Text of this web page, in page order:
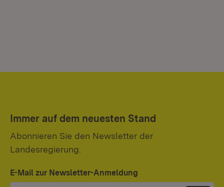
Immer auf dem neuesten Stand
Abonnieren Sie den Newsletter der
Landesregierung.
E-Mail zur Newsletter-Anmeldung